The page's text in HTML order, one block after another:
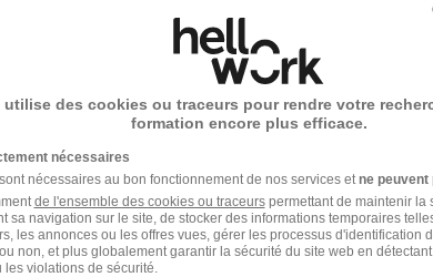
12,31 - 12,41 € / heure
Mpr - Ploemeur 56 H/F
utilise des cookies ou traceurs pour rendre votre
formation encore plus efficace.
nécessaires
nécessaires au bon fonctionnement de nos services et ne
de l'ensemble des cookies ou traceurspermettant de maintenir la
sa navigation sur le site, de stocker des informations temporaires
les annonces ou les offres vues, gérer les processus d'identification
non, et plus globalement garantir la sécurité du site web en
violations de sécurité.